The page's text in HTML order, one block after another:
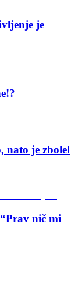
je
nato je zbolel
nič mi